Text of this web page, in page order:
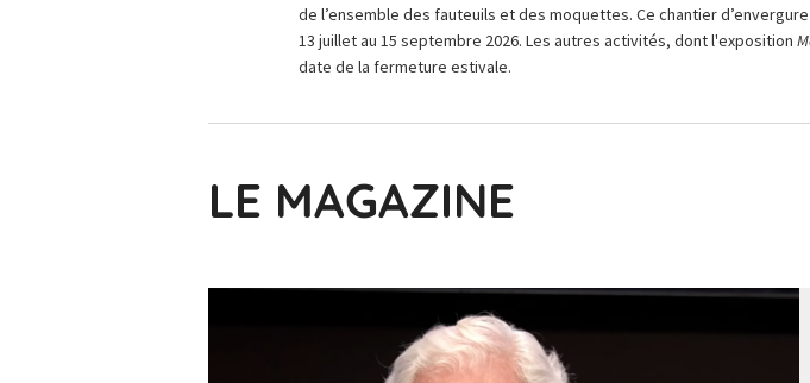
de l’ensemble des fauteuils et des moquettes. Ce chantier
13 juillet au 15 septembre 2026. Les autres activités, dont l'exposition
date de la fermeture estivale.
LE MAGAZINE